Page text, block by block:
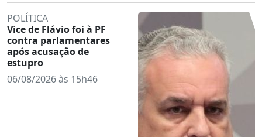
POLÍTICA
Vice de Flávio foi à PF
contra parlamentares
após acusação de
estupro
06/08/2026 às 15h46